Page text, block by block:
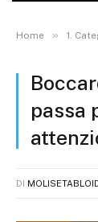
Home » 1.
passa
DI